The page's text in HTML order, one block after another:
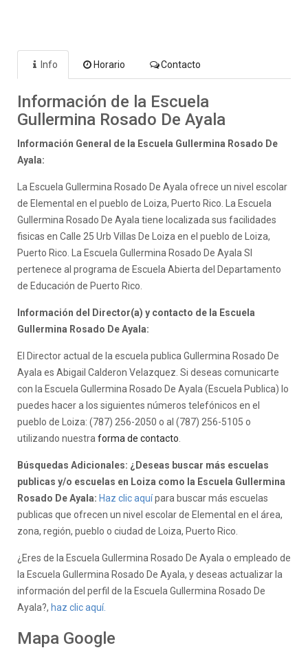
Info Horario Contacto
Información de la Escuela
Gullermina Rosado De Ayala
Información General de la Escuela Gullermina Rosado De
Ayala:
La Escuela Gullermina Rosado De Ayala ofrece un nivel escolar
de Elemental en el pueblo de Loiza, Puerto Rico. La Escuela
Gullermina Rosado De Ayala tiene localizada sus facilidades
fisicas en Calle 25 Urb Villas De Loiza en el pueblo de Loiza,
Puerto Rico. La Escuela Gullermina Rosado De Ayala SI
pertenece al programa de Escuela Abierta del Departamento
de Educación de Puerto Rico.
Información del Director(a) y contacto de la Escuela
Gullermina Rosado De Ayala:
El Director actual de la escuela publica Gullermina Rosado De
Ayala es Abigail Calderon Velazquez. Si deseas comunicarte
con la Escuela Gullermina Rosado De Ayala (Escuela Publica) lo
puedes hacer a los siguientes números telefónicos en el
pueblo de Loiza: (787) 256-2050 o al (787) 256-5105 o
utilizando nuestra forma de contacto
Búsquedas Adicionales: ¿Deseas buscar más escuelas
publicas y/o escuelas en Loiza como la Escuela Gullermina
Rosado De Ayala: Haz clic aquípara buscar más escuelas
publicas que ofrecen un nivel escolar de Elemental en el área,
zona, región, pueblo o ciudad de Loiza, Puerto Rico.
¿Eres de la Escuela Gullermina Rosado De Ayala o empleado de
la Escuela Gullermina Rosado De Ayala, y deseas actualizar la
información del perfil de la Escuela Gullermina Rosado De
Ayala?, haz clic aquí.
Mapa Google